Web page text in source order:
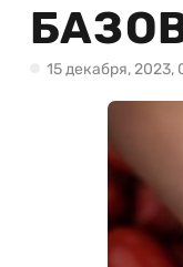
15 декабря, 2023,